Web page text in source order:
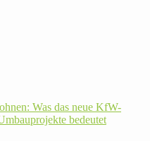
Was das neue KfW-
bedeutet